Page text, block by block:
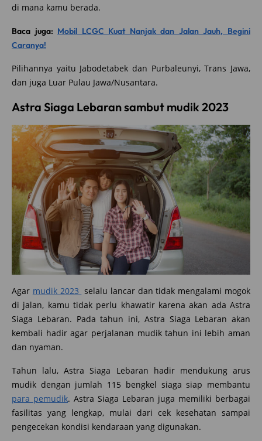
di mana kamu berada.
Baca juga: Mobil LCGC Kuat Nanjak dan Jalan Jauh, Begini
Caranya!
Pilihannya yaitu Jabodetabek dan Purbaleunyi, Trans Jawa,
dan juga Luar Pulau Jawa/Nusantara.
Astra Siaga Lebaran sambut mudik 2023
Agar mudik 2023 selalu lancar dan tidak mengalami mogok
di jalan, kamu tidak perlu khawatir karena akan ada Astra
Siaga Lebaran. Pada tahun ini, Astra Siaga Lebaran akan
kembali hadir agar perjalanan mudik tahun ini lebih aman
dan nyaman.
Tahun lalu, Astra Siaga Lebaran hadir mendukung arus
mudik dengan jumlah 115 bengkel siaga siap membantu
para pemudik. Astra Siaga Lebaran juga memiliki berbagai
fasilitas yang lengkap, mulai dari cek kesehatan sampai
pengecekan kondisi kendaraan yang digunakan.